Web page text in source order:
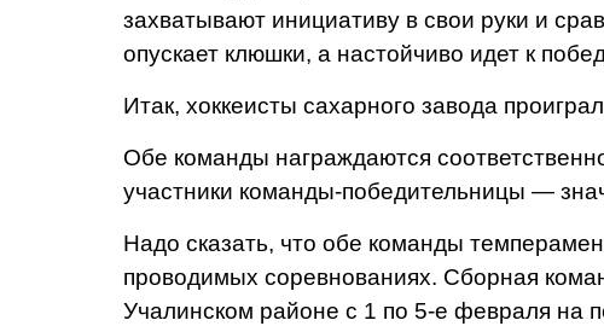
захватывают инициативу в свои руки и
опускает клюшки, а настойчиво идет к
Итак, хоккеисты сахарного завода
Обе команды награждаются
участники команды-победительницы —
Надо сказать, что обе коман­ды
проводимых соревнованиях. Сборная
Учалинском районе с 1 по 5-е февраля на